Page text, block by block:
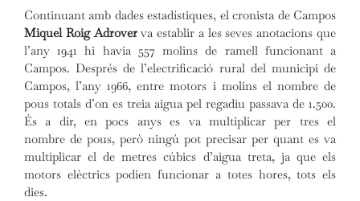
Continuant amb dades estadístiques, el cronista de Campos
Miquel Roig Adroverva establir a les seves anotacions que
l’any 1941 hi havia 557 molins de ramell funcionant a
Campos. Després de l’electrificació rural del municipi de
Campos, l’any 1966, entre motors i molins el nombre de
pous totals d’on es treia aigua pel regadiu passava de 1.500.
És a dir, en pocs anys es va multiplicar per tres el
nombre de pous, però ningú pot precisar per quant es va
multiplicar el de metres cúbics d’aigua treta, ja que els
motors elèctrics podien funcionar a totes hores, tots els
dies.